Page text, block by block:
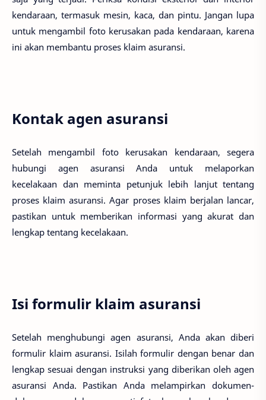
kendaraan, termasuk mesin, kaca, dan pintu. Jangan lupa
untuk mengambil foto kerusakan pada kendaraan, karena
ini akan membantu proses klaim asuransi.
Kontak agen asuransi
Setelah mengambil foto kerusakan kendaraan, segera
hubungi agen asuransi Anda untuk melaporkan
kecelakaan dan meminta petunjuk lebih lanjut tentang
proses klaim asuransi. Agar proses klaim berjalan lancar,
pastikan untuk memberikan informasi yang akurat dan
lengkap tentang kecelakaan.
Isi formulir klaim asuransi
Setelah menghubungi agen asuransi, Anda akan diberi
formulir klaim asuransi. Isilah formulir dengan benar dan
lengkap sesuai dengan instruksi yang diberikan oleh agen
asuransi Anda. Pastikan Anda melampirkan dokumen-